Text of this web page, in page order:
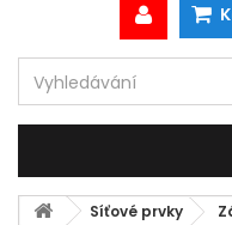
Síťové prvky